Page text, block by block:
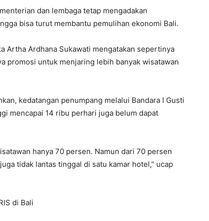
dan lembaga tetap mengadakan
bisa turut membantu pemulihan ekonomi Bali.
Artha Ardhana Sukawati mengatakan sepertinya
promosi untuk menjaring lebih banyak wisatawan
kedatangan penumpang melalui Bandara I Gusti
mencapai 14 ribu perhari juga belum dapat
hanya 70 persen. Namun dari 70 persen
tidak lantas tinggal di satu kamar hotel,” ucap
di Bali